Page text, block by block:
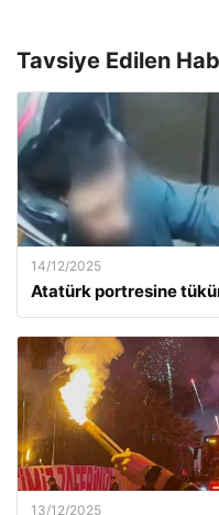
Tavsiye Edilen
14/12/2025
Atatürk portresine
13/12/2025